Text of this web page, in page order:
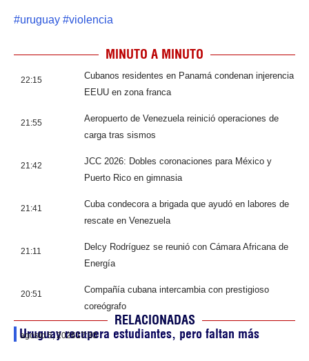
#uruguay #violencia
MINUTO A MINUTO
22:15
Cubanos residentes en Panamá condenan injerencia
EEUU en zona franca
21:55
Aeropuerto de Venezuela reinició operaciones de
carga tras sismos
21:42
JCC 2026: Dobles coronaciones para México y
Puerto Rico en gimnasia
21:41
Cuba condecora a brigada que ayudó en labores de
rescate en Venezuela
21:11
Delcy Rodríguez se reunió con Cámara Africana de
Energía
20:51
Compañía cubana intercambia con prestigioso
coreógrafo
RELACIONADAS
Uruguay recupera estudiantes, pero faltan más
agosto 5, 202617:30